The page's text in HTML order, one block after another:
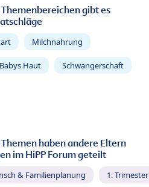
gibt es
Milchnahrung
Haut Schwangerschaft
haben andere Eltern
im HiPP Forum geteilt
& Familienplanung 1. Trimester